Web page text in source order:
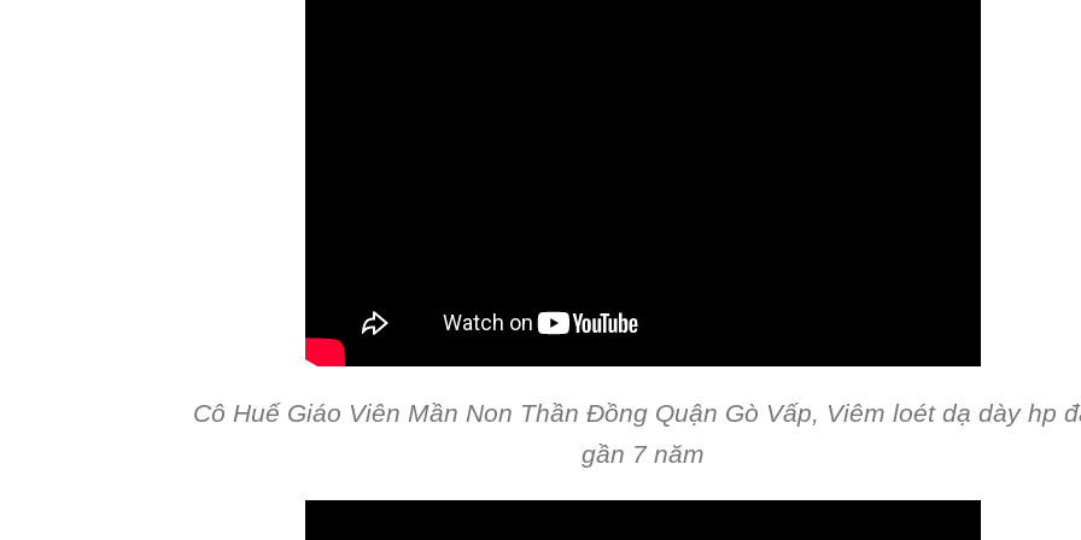
Cô Huế Giáo Viên Mần Non Thần Đồng Quận Gò Vấp, Viêm loét dạ dày hp
gần 7 năm